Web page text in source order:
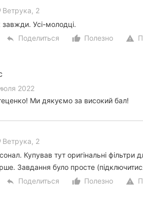
Ветрука, 2
Усі-молодці.
reply Поделиться thumb_up_alt
Полезно warning
2022
Ми дякуємо за високий бал!
Ветрука, 2
Купував тут оригінальні фільтри
Завдання було просте
reply Поделиться thumb_up_alt
Полезно warning